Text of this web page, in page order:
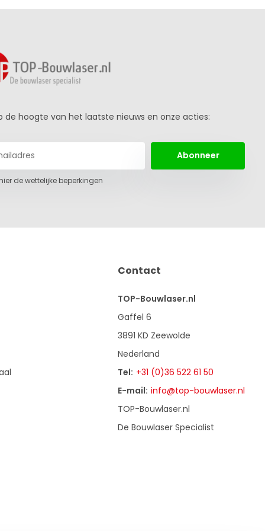
de hoogte van het laatste nieuws en onze acties:
Abonneer
de wettelijke beperkingen
Contact
TOP-Bouwlaser.nl
Gaffel 6
3891 KD Zeewolde
Nederland
Tel: +31 (0)36 522 61 50
E-mail: info@top-bouwlaser.nl
TOP-Bouwlaser.nl
De Bouwlaser Specialist